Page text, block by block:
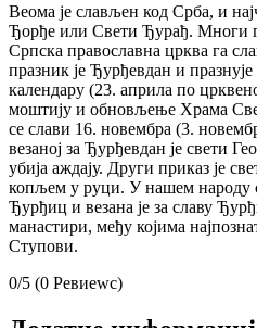
Веома је слављен код Срба, и
Ђорђе или Свети Ђурађ. Многи
Српска православна црква га
празник је Ђурђевдан и
календару (23. априла по
моштију и обновљење Храма
се слави 16. новембра (3.
везаној за Ђурђевдан је свети
убија аждају. Други приказ је
копљем у руци. У нашем народу
Ђурђиц и везана је за славу
манастири, међу којима
Ступови.
0/5 (0 Ревиеwс)